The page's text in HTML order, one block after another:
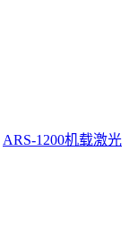
ARS-1200机载激光